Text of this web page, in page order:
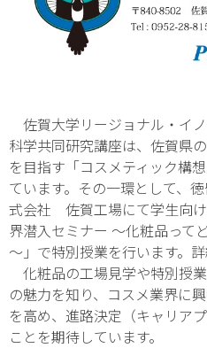
佐賀大学リージョナル・イ
科学共同研究講座は、佐賀県
を目指す「コスメティック構
ています。その一環として、
式会社 佐賀工場にて学生向
界潜入セミナー ～化粧品って
～」で特別授業を行います。
化粧品の工場見学や特別授
の魅力を知り、コスメ業界に
を高め、進路決定（キャリア
ことを期待しています。